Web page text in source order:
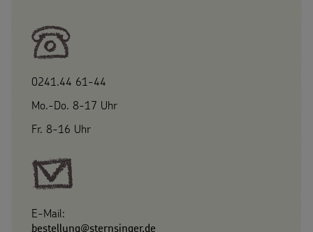
0241.44 61-44
Mo.-Do. 8-17 Uhr
Fr. 8-16 Uhr
E-Mail:
bestellung@sternsinger.de